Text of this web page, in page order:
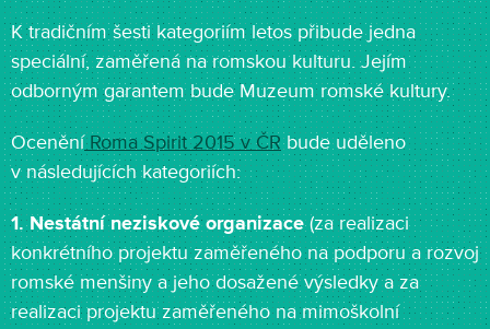
K tradičním šesti kategoriím letos přibude jedna
speciální, zaměřená na romskou kulturu. Jejím
odborným garantem bude Muzeum romské kultury.
OceněníRoma Spirit 2015 v ČRbude uděleno
v následujících kategoriích:
1. Nestátní neziskové organizace(za realizaci
konkrétního projektu zaměřeného na podporu a rozvoj
romské menšiny a jeho dosažené výsledky a za
realizaci projektu zaměřeného na mimoškolní